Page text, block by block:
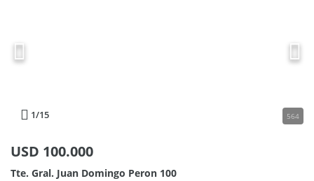
1/15 564
USD 100.000
Tte. Gral. Juan Domingo Peron 100